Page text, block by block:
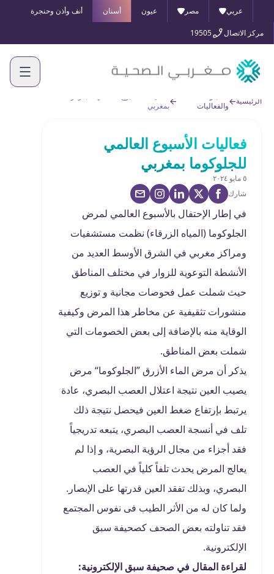
عربي مصر عيون أسنان أنف وأذن وحنجرة
مركز الاتصال 19505
الرئيسية
والفعاليات
بمغربي
فعاليات الأسبوع العالمي
للجلوكوما بمغربي
٥ مايو ٢٠٢٤
شارك
في إطار الإحتفال بالأسبوع العالمي لمرض
الجلوكوما (المياه الزرقاء) نظمت مستشفيات
ومراكز مغربي في الشرق الأوسط العديد من
الأنشطة التوعوية للزوار في مختلف المناطق
حيث شملت عمل فحوصات مجانية و توزيع
منشورات تثقيفية عن مخاطر هذا المرض وكيفية
الوقاية منه بالإضافة إلى بعض الخصومات التي
شملت بعض المناطق.
يذكر أن مرض الماء الأزرق ”الجلوكوما“ مرض
يصيب العين نتيجة اعتلال العصب البصري، عادة
يرتبط بإرتفاع ضغط العين فيحصل نتيجة ذلك
تلف في أنسجة العصب البصري، يتبعه تدريجياً
فقد أجزاء من مجال الرؤية البصرية، و إذا لم
يعالج المرض يحدث تلفاً كلياً في العصب
البصري، وبذلك تفقد العين قدرتها على الإبصار.
ولما كان له من الأثر الطيب فى نفوس المجتمع
فقد تناولته بعض الصحف كصحيفة سبق
الإلكترونية.
لقراءة المقال في صحيفة سبق الإلكترونية: